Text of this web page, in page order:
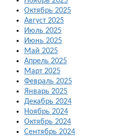
Октябрь 2025
Август 2025
Июль 2025
Июнь 2025
Май 2025
Апрель 2025
Март 2025
Февраль 2025
Январь 2025
Декабрь 2024
Ноябрь 2024
Октябрь 2024
Сентябрь 2024